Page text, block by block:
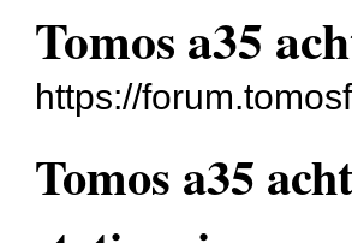
Tomos a35
https://
Tomos a35